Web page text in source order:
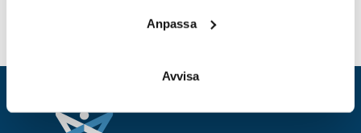
Anpassa
Avvisa